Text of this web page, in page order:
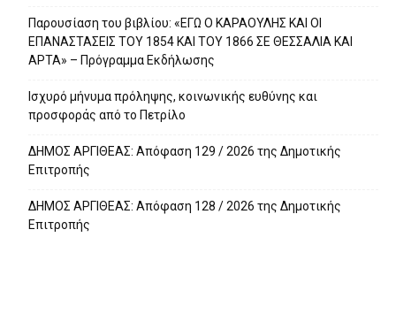
Παρουσίαση του βιβλίου: «ΕΓΩ Ο ΚΑΡΑΟΥΛΗΣ ΚΑΙ ΟΙ
ΕΠΑΝΑΣΤΑΣΕΙΣ ΤΟΥ 1854 ΚΑΙ ΤΟΥ 1866 ΣΕ ΘΕΣΣΑΛΙΑ ΚΑΙ
ΑΡΤΑ» – Πρόγραμμα Εκδήλωσης
Ισχυρό μήνυμα πρόληψης, κοινωνικής ευθύνης και
προσφοράς από το Πετρίλο
ΔΗΜΟΣ ΑΡΓΙΘΕΑΣ: Απόφαση 129 / 2026 της Δημοτικής
Επιτροπής
ΔΗΜΟΣ ΑΡΓΙΘΕΑΣ: Απόφαση 128 / 2026 της Δημοτικής
Επιτροπής